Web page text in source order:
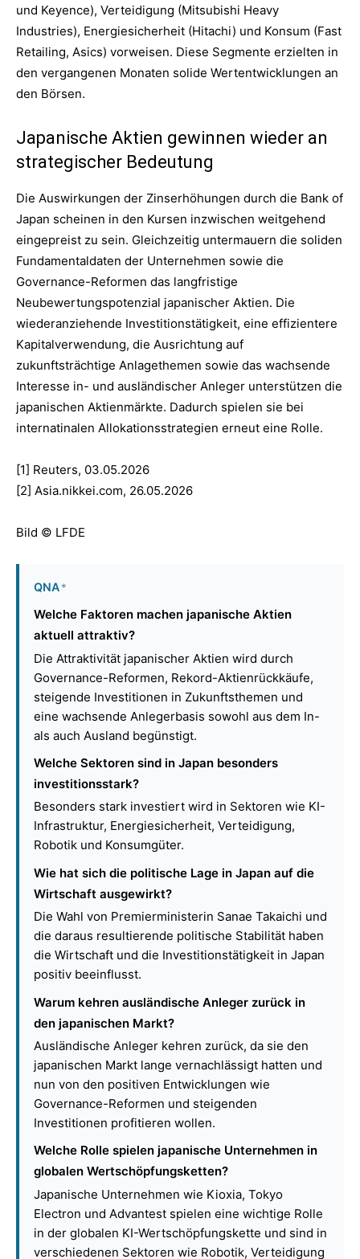
und Keyence), Verteidigung (Mitsubishi Heavy
Industries), Energiesicherheit (Hitachi) und Konsum (Fast
Retailing, Asics) vorweisen. Diese Segmente erzielten in
den vergangenen Monaten solide Wertentwicklungen an
den Börsen.
Japanische Aktien gewinnen wieder an
strategischer Bedeutung
Die Auswirkungen der Zinserhöhungen durch die Bank of
Japan scheinen in den Kursen inzwischen weitgehend
eingepreist zu sein. Gleichzeitig untermauern die soliden
Fundamentaldaten der Unternehmen sowie die
Governance-Reformen das langfristige
Neubewertungspotenzial japanischer Aktien. Die
wiederanziehende Investitionstätigkeit, eine effizientere
Kapitalverwendung, die Ausrichtung auf
zukunftsträchtige Anlagethemen sowie das wachsende
Interesse in- und ausländischer Anleger unterstützen die
japanischen Aktienmärkte. Dadurch spielen sie bei
internatinalen Allokationsstrategien erneut eine Rolle.
[1] Reuters, 03.05.2026
[2] Asia.nikkei.com, 26.05.2026
Bild © LFDE
QNA*
Welche Faktoren machen japanische Aktien
aktuell attraktiv?
Die Attraktivität japanischer Aktien wird durch
Governance-Reformen, Rekord-Aktienrückkäufe,
steigende Investitionen in Zukunftsthemen und
eine wachsende Anlegerbasis sowohl aus dem In-
als auch Ausland begünstigt.
Welche Sektoren sind in Japan besonders
investitionsstark?
Besonders stark investiert wird in Sektoren wie KI-
Infrastruktur, Energiesicherheit, Verteidigung,
Robotik und Konsumgüter.
Wie hat sich die politische Lage in Japan auf die
Wirtschaft ausgewirkt?
Die Wahl von Premierministerin Sanae Takaichi und
die daraus resultierende politische Stabilität haben
die Wirtschaft und die Investitionstätigkeit in Japan
positiv beeinflusst.
Warum kehren ausländische Anleger zurück in
den japanischen Markt?
Ausländische Anleger kehren zurück, da sie den
japanischen Markt lange vernachlässigt hatten und
nun von den positiven Entwicklungen wie
Governance-Reformen und steigenden
Investitionen profitieren wollen.
Welche Rolle spielen japanische Unternehmen in
globalen Wertschöpfungsketten?
Japanische Unternehmen wie Kioxia, Tokyo
Electron und Advantest spielen eine wichtige Rolle
in der globalen KI-Wertschöpfungskette und sind in
verschiedenen Sektoren wie Robotik, Verteidigung